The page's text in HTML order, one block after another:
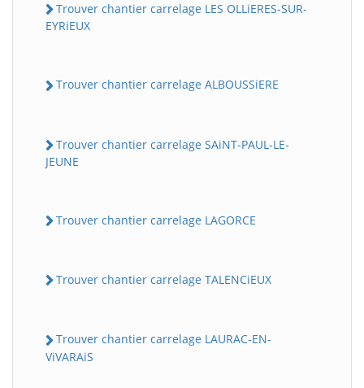
Trouver chantier carrelage LES OLLiERES-SUR-
EYRiEUX
Trouver chantier carrelage ALBOUSSiERE
Trouver chantier carrelage SAiNT-PAUL-LE-
JEUNE
Trouver chantier carrelage LAGORCE
Trouver chantier carrelage TALENCiEUX
Trouver chantier carrelage LAURAC-EN-
ViVARAiS